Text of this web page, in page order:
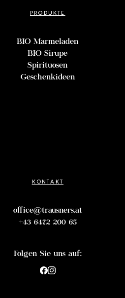
PRODUKTE
BIO Marmeladen
BIO Sirupe
Spirituosen
Geschenkideen
KONTAKT
office@trausners.at
+43 6472 200 65
Folgen Sie uns auf: